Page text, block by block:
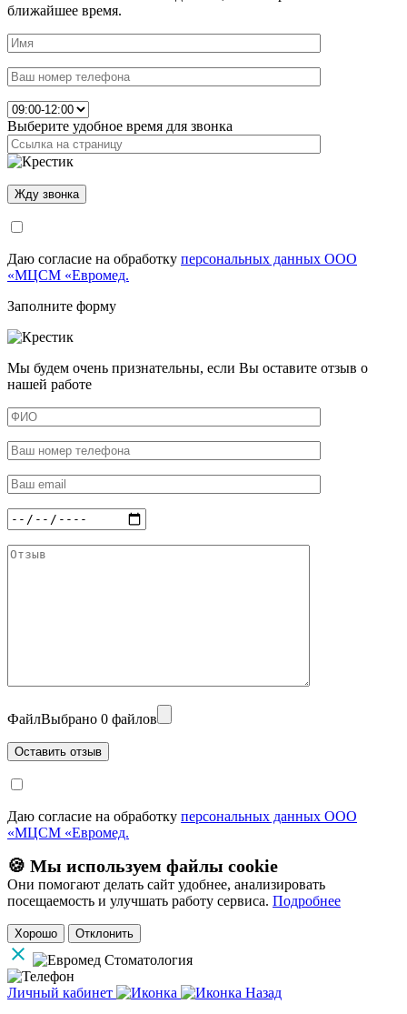
ближайшее время.
Выберите удобное время для звонка
Даю согласие на обработку персональных данных ООО
«МЦСМ «Евромед.
Заполните форму
Мы будем очень признательны, если Вы оставите отзыв о
нашей работе
ФайлВыбрано 0 файлов
Даю согласие на обработку персональных данных ООО
«МЦСМ «Евромед.
🍪 Мы используем файлы cookie
Они помогают делать сайт удобнее, анализировать
посещаемость и улучшать работу сервиса. Подробнее
Хорошо Отклонить
Личный кабинет
Назад